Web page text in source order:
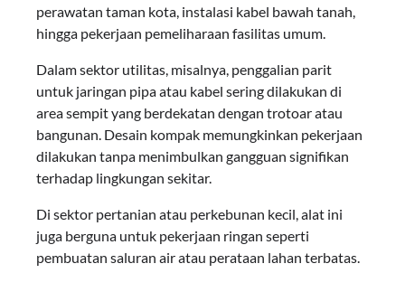
perawatan taman kota, instalasi kabel bawah tanah,
hingga pekerjaan pemeliharaan fasilitas umum.
Dalam sektor utilitas, misalnya, penggalian parit
untuk jaringan pipa atau kabel sering dilakukan di
area sempit yang berdekatan dengan trotoar atau
bangunan. Desain kompak memungkinkan pekerjaan
dilakukan tanpa menimbulkan gangguan signifikan
terhadap lingkungan sekitar.
Di sektor pertanian atau perkebunan kecil, alat ini
juga berguna untuk pekerjaan ringan seperti
pembuatan saluran air atau perataan lahan terbatas.